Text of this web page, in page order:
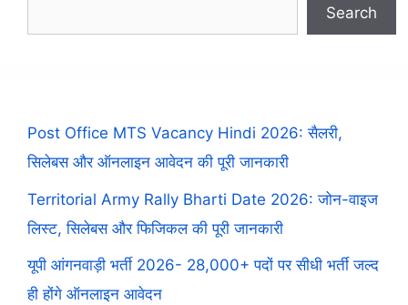
Search
Post Office MTS Vacancy Hindi 2026: सैलरी,
सिलेबस और ऑनलाइन आवेदन की पूरी जानकारी
Territorial Army Rally Bharti Date 2026: जोन-वाइज
लिस्ट, सिलेबस और फिजिकल की पूरी जानकारी
यूपी आंगनवाड़ी भर्ती 2026- 28,000+ पदों पर सीधी भर्ती जल्द
ही होंगे ऑनलाइन आवेदन